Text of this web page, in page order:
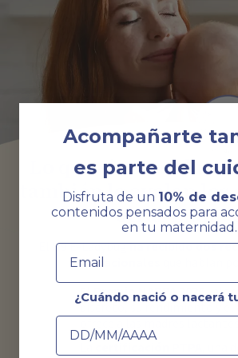
Lo que sientes al
también lo avalan los
otras
El H9 E-Ladybugha recibido dos
internacionales
El Premio NAPPA 2026
discreto, su rendimiento y el
Acompañarte
es parte del
Disfruta de un 10% de
contenidos pensados para
en tu maternidad.
Email
¿Cuándo nació o nacerá
Fecha de nacimiento